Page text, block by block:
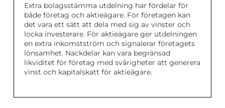
Extra bolagsstämma utdelning har fördelar för
både företag och aktieägare. För företagen kan
det vara ett sätt att dela med sig av vinster och
locka investerare. För aktieägare ger utdelningen
en extra inkomstström och signalerar företagets
lönsamhet. Nackdelar kan vara begränsad
likviditet för företag med svårigheter att generera
vinst och kapitalskatt för aktieägare.